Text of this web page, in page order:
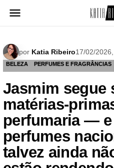
para
por Katia Ribeiro17/02/
BELEZA PERFUMES E FRAGRÂNCIAS
Jasmim segue
matérias-
perfumaria — e
perfumes
talvez ainda